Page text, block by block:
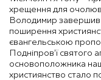
хрещення для
Володимир завершив
поширення
євангельською
Подніпров’ї
основоположника
християнство стало